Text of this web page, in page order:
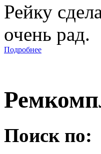
Рейку
очень рад.
Подробнее
Поиск по: